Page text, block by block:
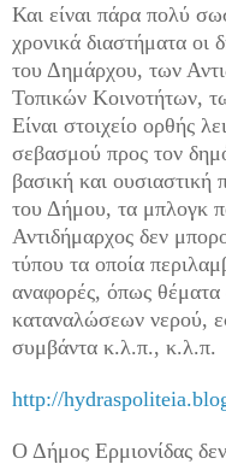
Και είναι πάρα πολύ
χρονικά διαστήματα οι
του Δημάρχου, των
Τοπικών Κοινοτήτων,
Είναι στοιχείο ορθής
σεβασμού προς τον
βασική και
του Δήμου, τα μπλογκ
Αντιδήμαρχος δεν
τύπου τα οποία
αναφορές, όπως
καταναλώσεων νερού,
συμβάντα κ.λ.π., κ.λ.π.
http://hydraspoliteia.
Ο Δήμος Ερμιονίδας